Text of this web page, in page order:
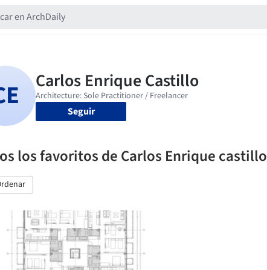
Seguir
los favoritos de Carlos Enrique castillo